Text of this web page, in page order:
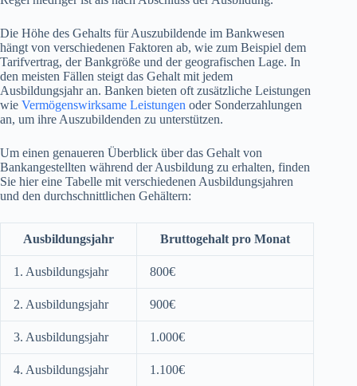
Die Höhe des Gehalts für Auszubildende im Bankwesen
hängt von verschiedenen Faktoren ab, wie zum Beispiel dem
Tarifvertrag, der Bankgröße und der geografischen Lage. In
den meisten Fällen steigt das Gehalt mit jedem
Ausbildungsjahr an. Banken bieten oft zusätzliche Leistungen
wie Vermögenswirksame Leistungen oder Sonderzahlungen
an, um ihre Auszubildenden zu unterstützen.
Um einen genaueren Überblick über das Gehalt von
Bankangestellten während der Ausbildung zu erhalten, finden
Sie hier eine Tabelle mit verschiedenen Ausbildungsjahren
und den durchschnittlichen Gehältern:
Ausbildungsjahr Bruttogehalt pro Monat
1. Ausbildungsjahr 800€
2. Ausbildungsjahr 900€
3. Ausbildungsjahr 1.000€
4. Ausbildungsjahr
1.100€